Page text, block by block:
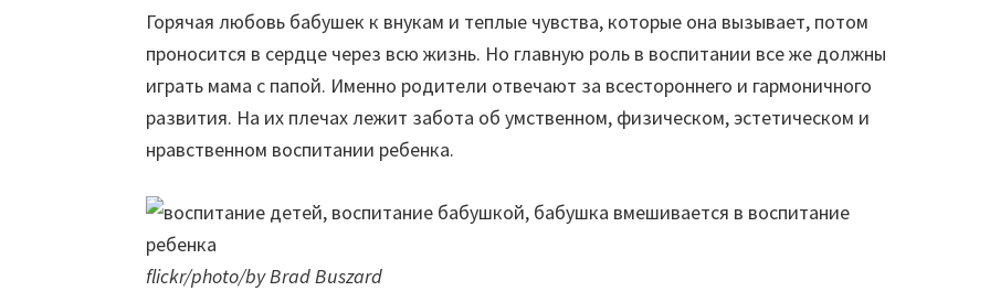
Горячая любовь бабушек к внукам и теплые чувства, которые она вызывает, потом
проносится в сердце через всю жизнь. Но главную роль в воспитании все же должны
играть мама с папой. Именно родители отвечают за всестороннего и гармоничного
развития. На их плечах лежит забота об умственном, физическом, эстетическом и
нравственном воспитании ребенка.
flickr/photo/by Brad Buszard